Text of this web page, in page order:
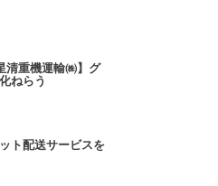
清重機運輸㈱】グ
ねらう
ト配送サービスを